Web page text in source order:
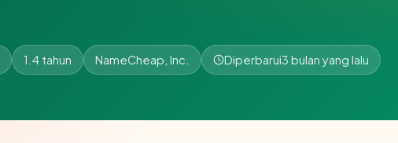
1.4 tahun NameCheap, Inc. Diperbarui3 bulan yang lalu